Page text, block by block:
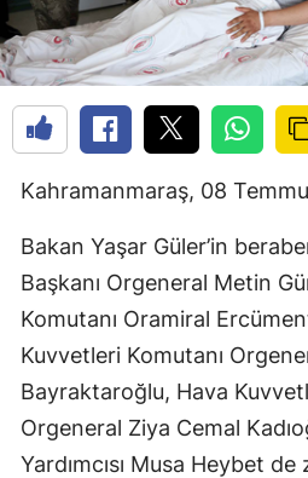
Kahramanmaraş, 08
Bakan Yaşar Güler’in
Başkanı Orgeneral Metin
Komutanı Oramiral
Kuvvetleri Komutanı
Bayraktaroğlu, Hava
Orgeneral Ziya Cemal
Yardımcısı Musa Heybet